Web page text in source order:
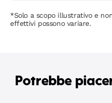
*Solo a scopo illustrativo e
effettivi possono variare.
Potrebbe